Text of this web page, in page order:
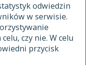
odwiedzin
w serwisie.
czy nie. W celu
przycisk